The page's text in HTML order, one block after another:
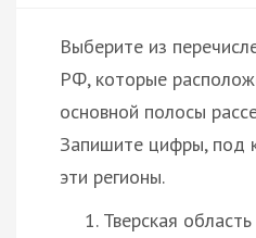
Выберите из
РФ, которые
основной полосы
Запишите цифры, под
эти регионы.
Тверская область